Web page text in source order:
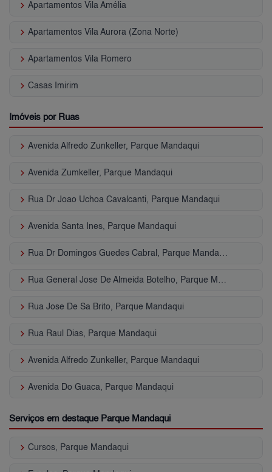
keyboard_arrow_right Apartamentos Vila Amélia
keyboard_arrow_right Apartamentos Vila Aurora (Zona Norte)
keyboard_arrow_right Apartamentos Vila Romero
keyboard_arrow_right Casas Imirim
Imóveis por Ruas
keyboard_arrow_right Avenida Alfredo Zunkeller, Parque Mandaqui
keyboard_arrow_right Avenida Zumkeller, Parque Mandaqui
keyboard_arrow_right Rua Dr Joao Uchoa Cavalcanti, Parque Mandaqui
keyboard_arrow_right Avenida Santa Ines, Parque Mandaqui
keyboard_arrow_right Rua Dr Domingos Guedes Cabral, Parque Mandaqui
keyboard_arrow_right Rua General Jose De Almeida Botelho, Parque Mandaqui
keyboard_arrow_right Rua Jose De Sa Brito, Parque Mandaqui
keyboard_arrow_right Rua Raul Dias, Parque Mandaqui
keyboard_arrow_right Avenida Alfredo Zunkeller, Parque Mandaqui
keyboard_arrow_right Avenida Do Guaca, Parque Mandaqui
Serviços em destaque Parque Mandaqui
keyboard_arrow_right Cursos, Parque Mandaqui